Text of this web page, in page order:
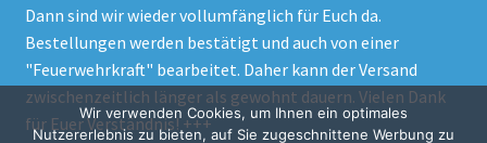
Dann sind wir wieder vollumfänglich für Euch da.
Bestellungen werden bestätigt und auch von einer
"Feuerwehrkraft" bearbeitet. Daher kann der Versand
zwischenzeitlich länger als gewohnt dauern. Vielen Dank
für Euer Verständnis! +++
© GParts24 - G-Klasse w463 Trittbretter, Felgen,
Ersatzteile & Zubebehör.
Datenschutzerklärung
Wir verwenden Cookies, um Ihnen ein optimales
Nutzererlebnis zu bieten, auf Sie zugeschnittene Werbung zu